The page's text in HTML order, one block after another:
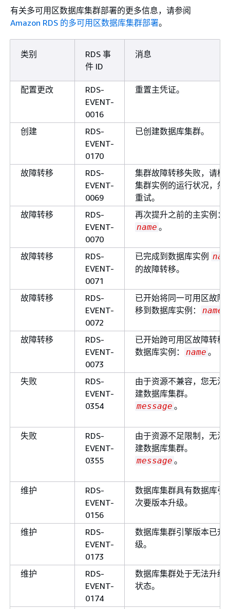
有关多可用区数据库集群部署的更多信息，请参阅
Amazon RDS 的多可用区数据库集群部署。
类别
RDS 事
件 ID
消息
配置更改
RDS-
EVENT-
0016
重置主凭证。
创建
RDS-
EVENT-
0170
已创建数据库集群。
故障转移
RDS-
EVENT-
0069
集群故障转移失败，请检
集群实例的运行状况，然
重试。
故障转移
RDS-
EVENT-
0070
再次提升之前的主实例：
name 。
故障转移
RDS-
EVENT-
0071
已完成到数据库实例
的故障转移。
故障转移
RDS-
EVENT-
0072
已开始将同一可用区故障
移到数据库实例：
name
故障转移
RDS-
EVENT-
0073
已开始跨可用区故障转移
数据库实例：
name 。
失败
RDS-
EVENT-
0354
由于资源不兼容，您无法
建数据库集群。
message 。
失败
RDS-
EVENT-
0355
由于资源不足限制，无法
建数据库集群。
message 。
维护
RDS-
EVENT-
0156
数据库集群具有数据库引
次要版本升级。
维护
RDS-
EVENT-
0173
数据库集群引擎版本已升
级。
维护
RDS-
EVENT-
0174
数据库集群处于无法升级
状态。